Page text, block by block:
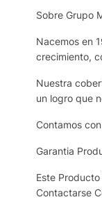
Sobre Grupo
Nacemos en
crecimiento,
Nuestra
un logro que
Contamos
Garantia
Este
Contactarse